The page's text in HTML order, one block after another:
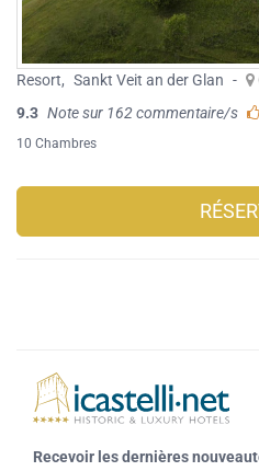
Resort, Sankt Veit an der Glan -
9.3 Note sur 162 commentaire/s
10 Chambres
Recevoir les dernières